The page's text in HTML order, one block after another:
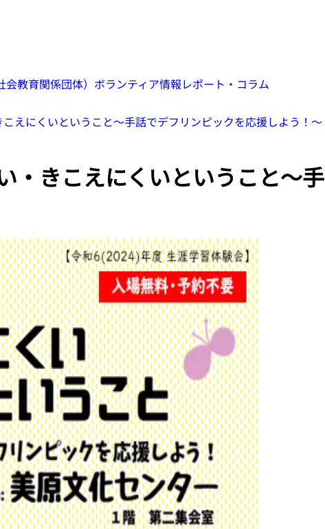
教育関係団体） ボランティア情報レポート・コラム
こえにくいということ～手話でデフリンピックを応援しよう！～
・きこえにくいということ～